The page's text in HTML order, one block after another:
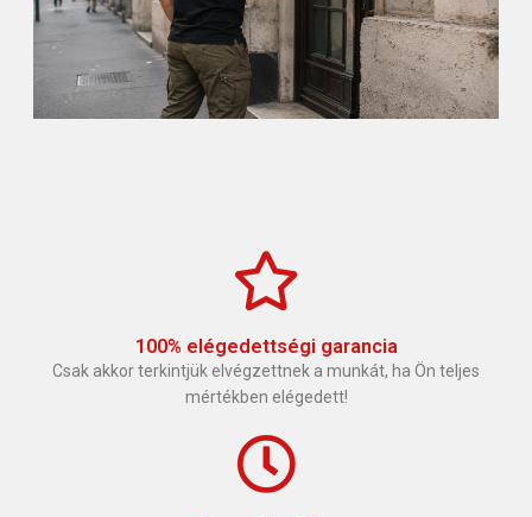
100% elégedettségi garancia
Csak akkor terkintjük elvégzettnek a munkát, ha Ön teljes
mértékben elégedett!